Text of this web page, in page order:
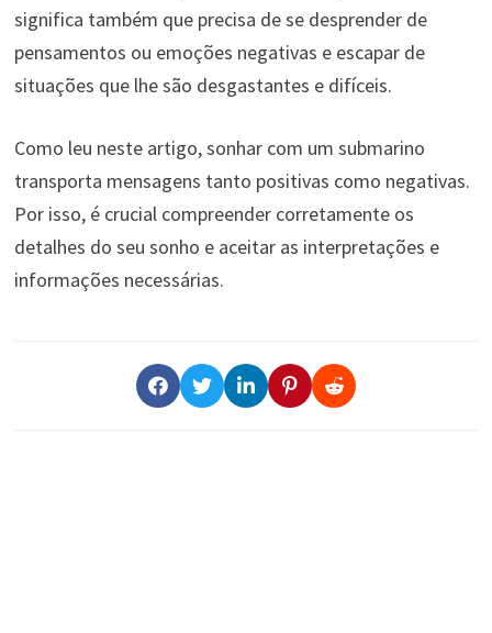
significa também que precisa de se desprender de
pensamentos ou emoções negativas e escapar de
situações que lhe são desgastantes e difíceis.
Como leu neste artigo, sonhar com um submarino
transporta mensagens tanto positivas como negativas.
Por isso, é crucial compreender corretamente os
detalhes do seu sonho e aceitar as interpretações e
informações necessárias.